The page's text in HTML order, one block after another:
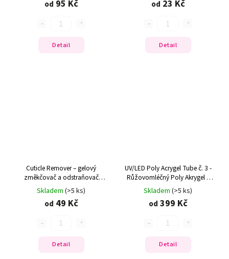
od 95 Kč
Detail
od 23 Kč
Detail
Cuticle Remover – gelový
změkčovač a odstraňovač
kůžičky
Skladem (>5 ks)
od 49 Kč
Detail
UV/LED Poly Acrygel Tube č. 3 -
Růžovomléčný Poly Akrygel v
tubě
Skladem (>5 ks)
od 399 Kč
Detail